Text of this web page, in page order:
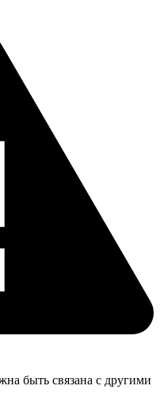
быть связана с другими